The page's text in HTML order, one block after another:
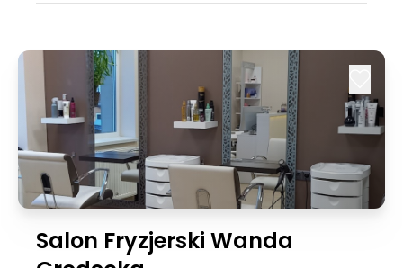
Salon Fryzjerski Wanda